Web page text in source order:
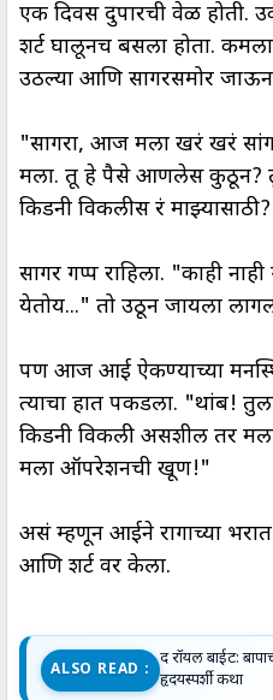
एक दिवस दुपारची वेळ होती.
शर्ट घालूनच बसला होता.
उठल्या आणि सागरसमोर जाऊन
"सागरा, आज मला खरं खरं
मला. तू हे पैसे आणलेस कुठून? तू
किडनी विकलीस रं
सागर गप्प राहिला. "काही
येतोय..." तो उठून जायला
पण आज आई ऐकण्याच्या
त्याचा हात पकडला. "थांब!
किडनी विकली असशील तर
मला ऑपरेशनची खूण!"
असं म्हणून आईने रागाच्या
आणि शर्ट वर केला.
ALSO READ :
द रॉयल बाईट:
हृदयस्पर्शी कथा